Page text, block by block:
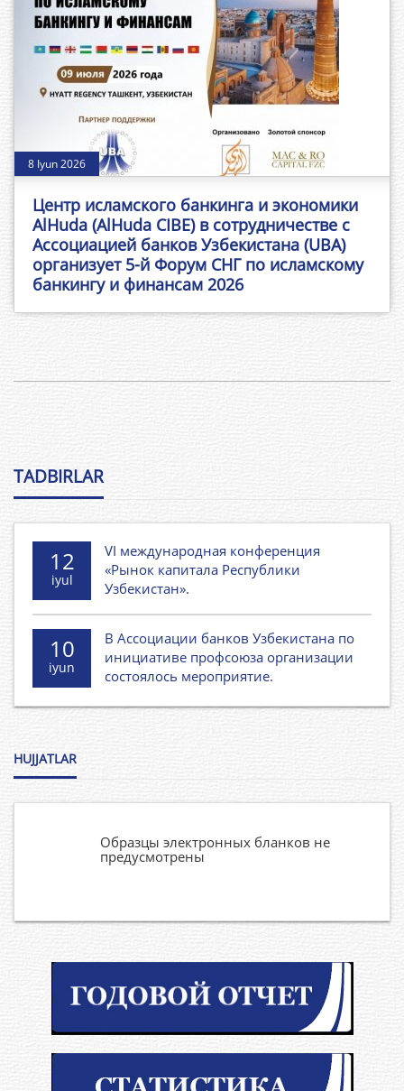
8 Iyun 2026
Центр исламского банкинга и экономики
AlHuda (AlHuda CIBE) в сотрудничестве с
Ассоциацией банков Узбекистана (UBA)
организует 5-й Форум СНГ по исламскому
банкингу и финансам 2026
TADBIRLAR
12
iyul
VI международная конференция
«Рынок капитала Республики
Узбекистан».
10
iyun
В Ассоциации банков Узбекистана по
инициативе профсоюза организации
состоялось мероприятие.
HUJJATLAR
Образцы электронных бланков не
предусмотрены